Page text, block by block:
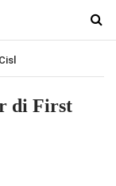
di First